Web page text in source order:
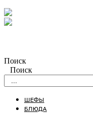
Поиск
Поиск
ШЕФЫ
БЛЮДА